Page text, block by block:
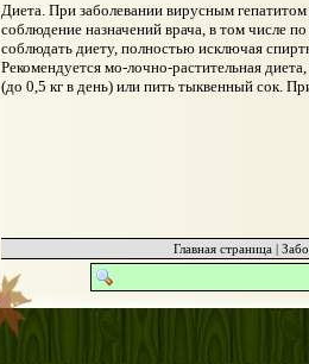
Диета. При заболевании вирусным
соблюдение назначений врача, в том числе
соблюдать диету, полностью исключая
Рекомендуется мо-лочно-растительная
(до 0,5 кг в день) или пить тыквенный сок.
Главная страница|